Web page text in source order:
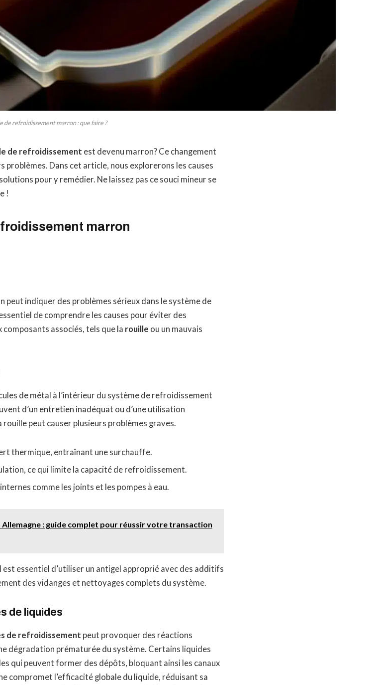
de refroidissement marron : que faire ?
de refroidissement est devenu marron? Ce changement
problèmes. Dans cet article, nous explorerons les causes
pour y remédier. Ne laissez pas ce souci mineur se
!
marron
indiquer des problèmes sérieux dans le système de
de comprendre les causes pour éviter des
associés, tels que la rouille ou un mauvais
de métal à l’intérieur du système de refroidissement
d’un entretien inadéquat ou d’une utilisation
rouille peut causer plusieurs problèmes graves.
thermique, entraînant une surchauffe.
ce qui limite la capacité de refroidissement.
comme les joints et les pompes à eau.
: guide complet pour réussir votre transaction
essentiel d’utiliser un antigel approprié avec des additifs
des vidanges et nettoyages complets du système.
de liquides
de refroidissement peut provoquer des réactions
dégradation prématurée du système. Certains liquides
qui peuvent former des dépôts, bloquant ainsi les canaux
compromet l’efficacité globale du liquide, réduisant sa